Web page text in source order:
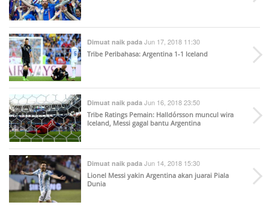
Dimuat naik pada Jun 17, 2018 11:30
Tribe Peribahasa: Argentina 1-1 Iceland
Dimuat naik pada Jun 16, 2018 23:50
Tribe Ratings Pemain: Halldórsson muncul wira
Iceland, Messi gagal bantu Argentina
Dimuat naik pada Jun 14, 2018 15:30
Lionel Messi yakin Argentina akan juarai Piala
Dunia